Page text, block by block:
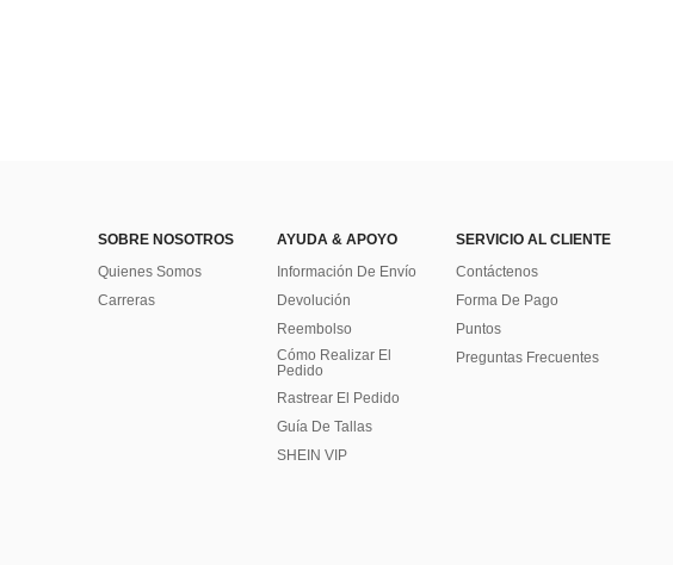
SOBRE NOSOTROS
Quienes Somos
Carreras
AYUDA & APOYO
Información De Envío
Devolución
Reembolso
Cómo Realizar El
Pedido
Rastrear El Pedido
Guía De Tallas
SHEIN VIP
SERVICIO AL CLIENTE
Contáctenos
Forma De Pago
Puntos
Preguntas Frecuentes